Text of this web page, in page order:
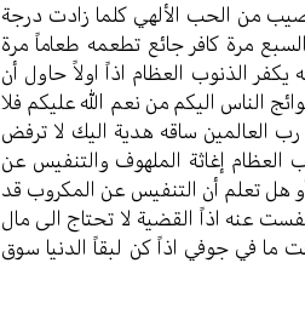
من الحب الألهي كلما زادت درجة
مرة كافر جائع تطعمه طعاماً مرة
الذنوب العظام اذاً اولاً حاول أن
الناس اليكم من نعم الله عليكم فلا
العالمين ساقه هدية اليك لا ترفض
العظام إغاثة الملهوف والتنفيس عن
هل تعلم أن التنفيس عن المكروب قد
عنه اذاً القضية لا تحتاج الى مال
ما في جوفي اذاً كن لبقاً الدنيا سوق